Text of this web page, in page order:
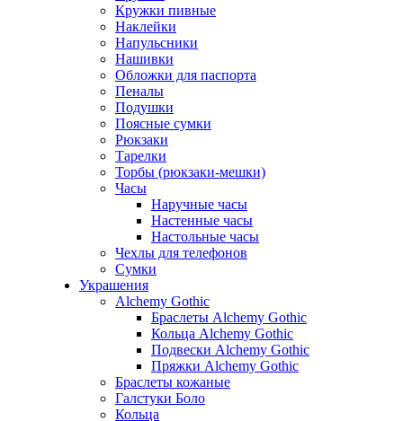
Кружки пивные
Наклейки
Напульсники
Нашивки
Обложки для паспорта
Пеналы
Подушки
Поясные сумки
Рюкзаки
Тарелки
Торбы (рюкзаки-мешки)
Часы
Наручные часы
Настенные часы
Настольные часы
Чехлы для телефонов
Сумки
Украшения
Alchemy Gothic
Браслеты Alchemy Gothic
Кольца Alchemy Gothic
Подвески Alchemy Gothic
Пряжки Alchemy Gothic
Браслеты кожаные
Галстуки Боло
Кольца